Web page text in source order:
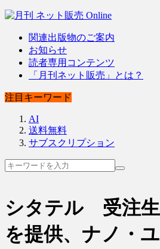
関連出版物のご案内
お知らせ
読者専用コンテンツ
「月刊ネット販売」とは？
注目キーワード
AI
送料無料
サブスクリプション
シタテル 受注
を提供、ナノ・